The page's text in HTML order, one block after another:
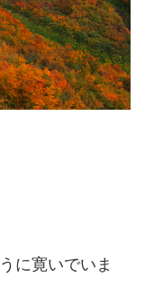
に寛いでいま